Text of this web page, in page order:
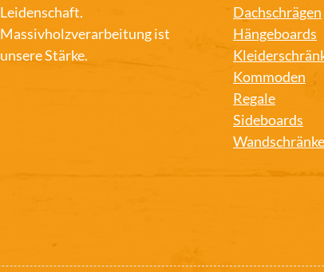
Leidenschaft.
Massivholzverarbeitung ist
unsere Stärke.
Dachschrägen
Hängeboards
Kommoden
Regale
Sideboards
Wandschränke